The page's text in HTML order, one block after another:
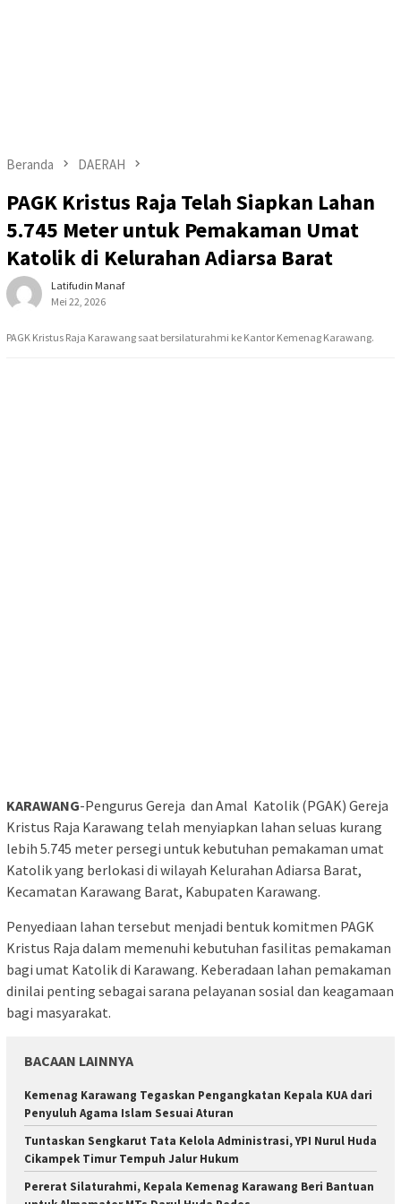
Beranda DAERAH
PAGK Kristus Raja Telah Siapkan Lahan
5.745 Meter untuk Pemakaman Umat
Katolik di Kelurahan Adiarsa Barat
Latifudin Manaf
Mei 22, 2026
PAGK Kristus Raja Karawang saat bersilaturahmi ke Kantor Kemenag Karawang.
KARAWANG-Pengurus Gereja dan Amal Katolik (PGAK) Gereja
Kristus Raja Karawang telah menyiapkan lahan seluas kurang
lebih 5.745 meter persegi untuk kebutuhan pemakaman umat
Katolik yang berlokasi di wilayah Kelurahan Adiarsa Barat,
Kecamatan Karawang Barat, Kabupaten Karawang.
Penyediaan lahan tersebut menjadi bentuk komitmen PAGK
Kristus Raja dalam memenuhi kebutuhan fasilitas pemakaman
bagi umat Katolik di Karawang. Keberadaan lahan pemakaman
dinilai penting sebagai sarana pelayanan sosial dan keagamaan
bagi masyarakat.
BACAAN LAINNYA
Kemenag Karawang Tegaskan Pengangkatan Kepala KUA dari
Penyuluh Agama Islam Sesuai Aturan
Tuntaskan Sengkarut Tata Kelola Administrasi, YPI Nurul Huda
Cikampek Timur Tempuh Jalur Hukum
Pererat Silaturahmi, Kepala Kemenag Karawang Beri Bantuan